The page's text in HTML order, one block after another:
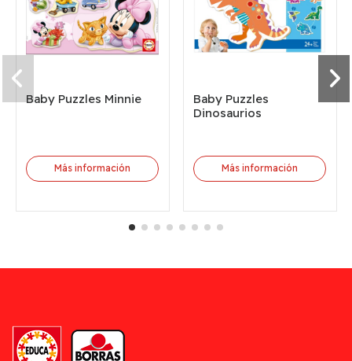
Baby Puzzles Minnie
Más información
Baby Puzzles
Dinosaurios
Más información